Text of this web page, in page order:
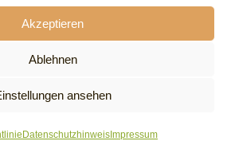
Akzeptieren
Ablehnen
ansehen
Datenschutzhinweis Impressum
schlecht riechender
Problemen bei der
eine Untersuchung auf